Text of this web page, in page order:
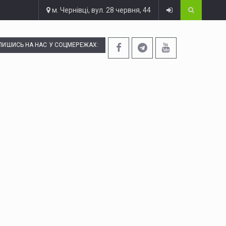
м. Чернівці, вул. 28 червня, 44
НА НАС У СОЦМЕРЕЖАХ: